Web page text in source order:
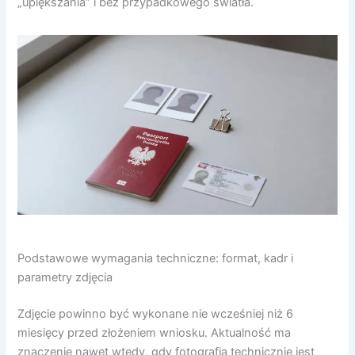
Podstawowe wymagania techniczne: format, kadr i
parametry zdjęcia
Zdjęcie powinno być wykonane nie wcześniej niż 6
miesięcy przed złożeniem wniosku. Aktualność ma
znaczenie nawet wtedy, gdy fotografia technicznie jest